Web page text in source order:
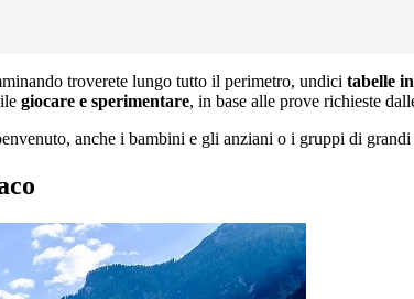
troverete lungo tutto il perimetro, undici tabelle
giocare e sperimentare, in base alle prove richieste
anche i bambini e gli anziani o i gruppi di